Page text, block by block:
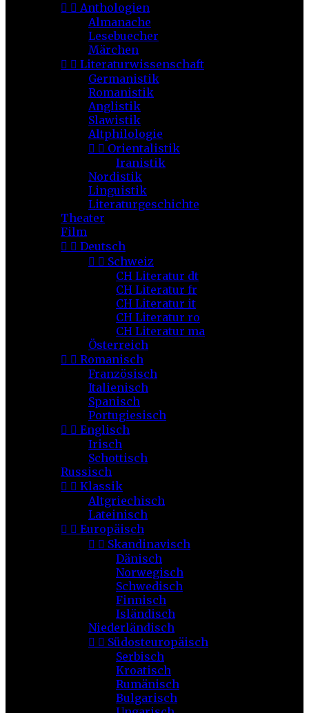
  Anthologien
Almanache
Lesebuecher
Märchen
  Literaturwissenschaft
Germanistik
Romanistik
Anglistik
Slawistik
Altphilologie
  Orientalistik
Iranistik
Nordistik
Linguistik
Literaturgeschichte
Theater
Film
  Deutsch
  Schweiz
CH Literatur dt
CH Literatur fr
CH Literatur it
CH Literatur ro
CH Literatur ma
Österreich
  Romanisch
Französisch
Italienisch
Spanisch
Portugiesisch
  Englisch
Irisch
Schottisch
Russisch
  Klassik
Altgriechisch
Lateinisch
  Europäisch
  Skandinavisch
Dänisch
Norwegisch
Schwedisch
Finnisch
Isländisch
Niederländisch
  Südosteuropäisch
Serbisch
Kroatisch
Rumänisch
Bulgarisch